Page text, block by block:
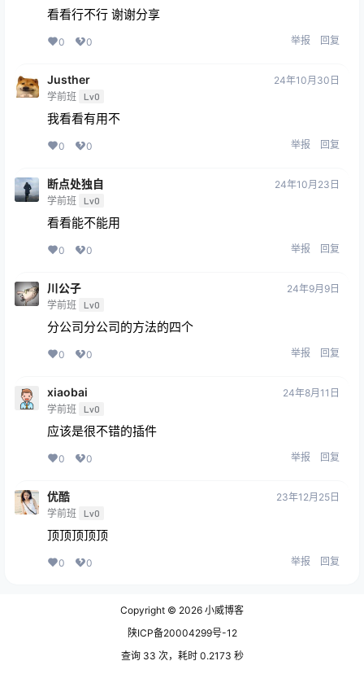
看看行不行 谢谢分享
0 0 举报 回复
Justher
学前班 Lv0
24年10月30日
我看看有用不
0 0 举报 回复
断点处独自
学前班 Lv0
24年10月23日
看看能不能用
0 0 举报 回复
川公子
学前班 Lv0
24年9月9日
分公司分公司的方法的四个
0 0 举报 回复
xiaobai
学前班 Lv0
24年8月11日
应该是很不错的插件
0 0 举报 回复
优酷
学前班 Lv0
23年12月25日
顶顶顶顶顶
0 0 举报 回复
Copyright © 2026 小威博客
陕ICP备20004299号-12
查询 33 次，耗时 0.2173 秒